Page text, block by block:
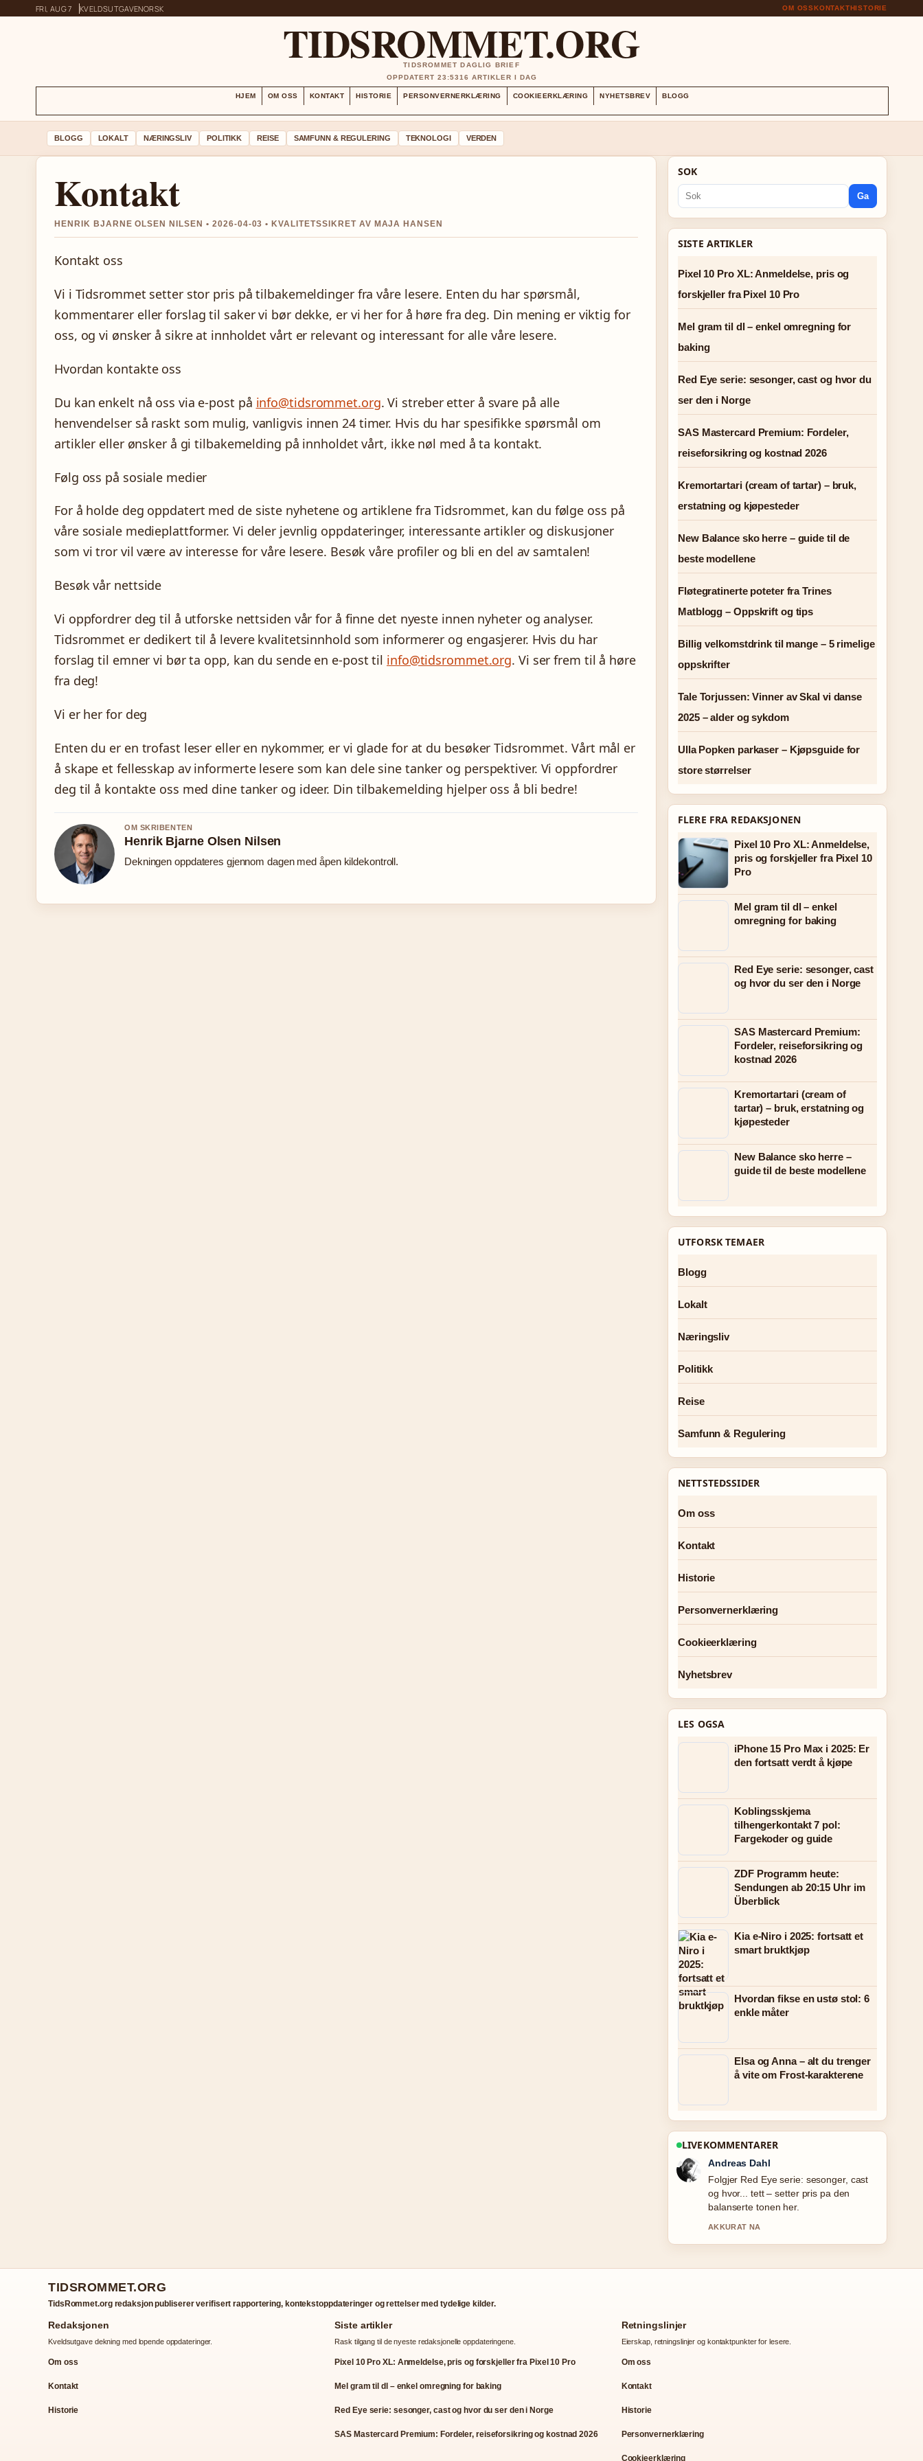
FRI, AUG 7 KVELDSUTGAVENORSK OM OSSKONTAKTHISTORIE
TIDSROMMET.ORG
TIDSROMMET DAGLIG BRIEF
OPPDATERT 23:5316 ARTIKLER I DAG
HJEM OM OSS KONTAKT HISTORIE PERSONVERNERKLÆRING COOKIEERKLÆRING NYHETSBREV BLOGG
BLOGG LOKALT NÆRINGSLIV POLITIKK REISE SAMFUNN & REGULERING TEKNOLOGI VERDEN
Kontakt
HENRIK BJARNE OLSEN NILSEN • 2026-04-03 • KVALITETSSIKRET AV MAJA HANSEN
Kontakt oss
Vi i Tidsrommet setter stor pris på tilbakemeldinger fra våre lesere. Enten du har spørsmål,
kommentarer eller forslag til saker vi bør dekke, er vi her for å høre fra deg. Din mening er viktig for
oss, og vi ønsker å sikre at innholdet vårt er relevant og interessant for alle våre lesere.
Hvordan kontakte oss
Du kan enkelt nå oss via e-post på info@tidsrommet.org. Vi streber etter å svare på alle
henvendelser så raskt som mulig, vanligvis innen 24 timer. Hvis du har spesifikke spørsmål om
artikler eller ønsker å gi tilbakemelding på innholdet vårt, ikke nøl med å ta kontakt.
Følg oss på sosiale medier
For å holde deg oppdatert med de siste nyhetene og artiklene fra Tidsrommet, kan du følge oss på
våre sosiale medieplattformer. Vi deler jevnlig oppdateringer, interessante artikler og diskusjoner
som vi tror vil være av interesse for våre lesere. Besøk våre profiler og bli en del av samtalen!
Besøk vår nettside
Vi oppfordrer deg til å utforske nettsiden vår for å finne det nyeste innen nyheter og analyser.
Tidsrommet er dedikert til å levere kvalitetsinnhold som informerer og engasjerer. Hvis du har
forslag til emner vi bør ta opp, kan du sende en e-post til info@tidsrommet.org. Vi ser frem til å høre
fra deg!
Vi er her for deg
Enten du er en trofast leser eller en nykommer, er vi glade for at du besøker Tidsrommet. Vårt mål er
å skape et fellesskap av informerte lesere som kan dele sine tanker og perspektiver. Vi oppfordrer
deg til å kontakte oss med dine tanker og ideer. Din tilbakemelding hjelper oss å bli bedre!
OM SKRIBENTEN
Henrik Bjarne Olsen Nilsen
Dekningen oppdateres gjennom dagen med åpen kildekontroll.
SOK
Ga
SISTE ARTIKLER
Pixel 10 Pro XL: Anmeldelse, pris og
forskjeller fra Pixel 10 Pro
Mel gram til dl – enkel omregning for
baking
Red Eye serie: sesonger, cast og hvor du
ser den i Norge
SAS Mastercard Premium: Fordeler,
reiseforsikring og kostnad 2026
Kremortartari (cream of tartar) – bruk,
erstatning og kjøpesteder
New Balance sko herre – guide til de
beste modellene
Fløtegratinerte poteter fra Trines
Matblogg – Oppskrift og tips
Billig velkomstdrink til mange – 5 rimelige
oppskrifter
Tale Torjussen: Vinner av Skal vi danse
2025 – alder og sykdom
Ulla Popken parkaser – Kjøpsguide for
store størrelser
FLERE FRA REDAKSJONEN
Pixel 10 Pro XL: Anmeldelse,
pris og forskjeller fra Pixel 10
Pro
Mel gram til dl – enkel
omregning for baking
Red Eye serie: sesonger, cast
og hvor du ser den i Norge
SAS Mastercard Premium:
Fordeler, reiseforsikring og
kostnad 2026
Kremortartari (cream of
tartar) – bruk, erstatning og
kjøpesteder
New Balance sko herre –
guide til de beste modellene
UTFORSK TEMAER
Blogg
Lokalt
Næringsliv
Politikk
Reise
Samfunn & Regulering
NETTSTEDSSIDER
Om oss
Kontakt
Historie
Personvernerklæring
Cookieerklæring
Nyhetsbrev
LES OGSA
iPhone 15 Pro Max i 2025: Er
den fortsatt verdt å kjøpe
Koblingsskjema
tilhengerkontakt 7 pol:
Fargekoder og guide
ZDF Programm heute:
Sendungen ab 20:15 Uhr im
Überblick
Kia e-Niro i 2025: fortsatt et
smart bruktkjøp
Hvordan fikse en ustø stol: 6
enkle måter
Elsa og Anna – alt du trenger
å vite om Frost-karakterene
LIVEKOMMENTARER
Sara Lind
Nyttig kontekst rundt Pixel 10 Pro XL:
Anmeldelse, pris og.... Hold gjerne
denne livestrengen oppdatert.
3 MIN SIDEN
TIDSROMMET.ORG
TidsRommet.org redaksjon publiserer verifisert rapportering, kontekstoppdateringer og rettelser med tydelige kilder.
Redaksjonen
Kveldsutgave dekning med lopende oppdateringer.
Om oss
Kontakt
Historie
Siste artikler
Rask tilgang til de nyeste redaksjonelle oppdateringene.
Pixel 10 Pro XL: Anmeldelse, pris og forskjeller fra Pixel 10 Pro
Mel gram til dl – enkel omregning for baking
Red Eye serie: sesonger, cast og hvor du ser den i Norge
SAS Mastercard Premium: Fordeler, reiseforsikring og kostnad 2026
Retningslinjer
Eierskap, retningslinjer og kontaktpunkter for lesere.
Om oss
Kontakt
Historie
Personvernerklæring
Cookieerklæring